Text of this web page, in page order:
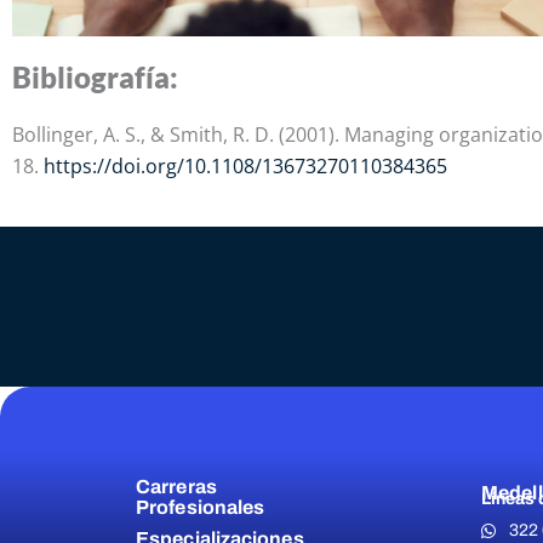
Bibliografía:
Bollinger, A. S., & Smith, R. D. (2001). Managing
18. https://doi.org/10.1108/13673270110384365
Carreras
Profesionales
Especializaciones
Líneas
322